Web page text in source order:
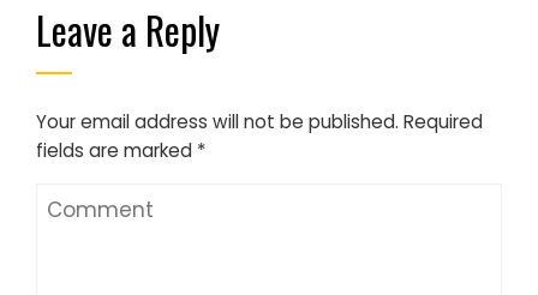
Leave a Reply
Your email address will not be published. Required
fields are marked *